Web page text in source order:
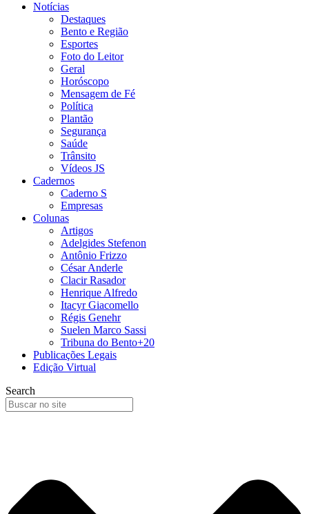
Notícias
Destaques
Bento e Região
Esportes
Foto do Leitor
Geral
Horóscopo
Mensagem de Fé
Política
Plantão
Segurança
Saúde
Trânsito
Vídeos JS
Cadernos
Caderno S
Empresas
Colunas
Artigos
Adelgides Stefenon
Antônio Frizzo
César Anderle
Clacir Rasador
Henrique Alfredo
Itacyr Giacomello
Régis Genehr
Suelen Marco Sassi
Tribuna do Bento+20
Publicações Legais
Edição Virtual
Search